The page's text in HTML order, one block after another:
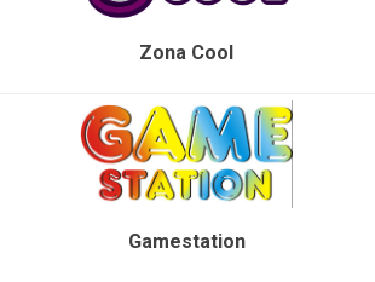
Zona Cool
Gamestation